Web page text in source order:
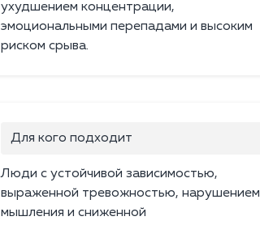
ухудшением концентрации,
эмоциональными перепадами и высоким
риском срыва.
Для кого подходит
Люди с устойчивой зависимостью,
выраженной тревожностью, нарушением
мышления и сниженной